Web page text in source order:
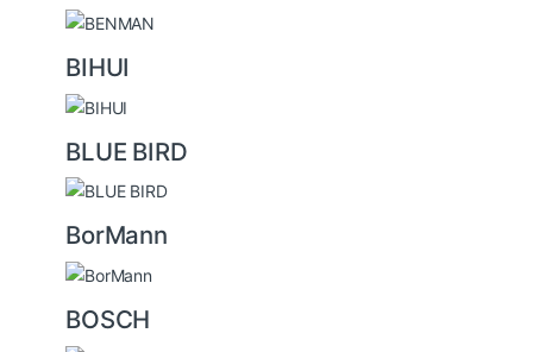
BIHUI
BLUE BIRD
BorMann
BOSCH